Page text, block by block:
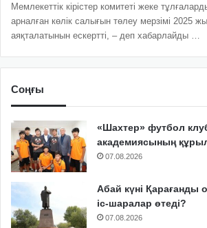
Мемлекеттік кірістер комитеті жеке
арналған көлік салығын төлеу мерзімі 2025
аяқталатынын ескертті, – деп хабарлайды …
Соңғы
«Шахтер» футбол
академиясының
07.08.2026
Абай күні Қарағанды
іс-шаралар өтеді?
07.08.2026